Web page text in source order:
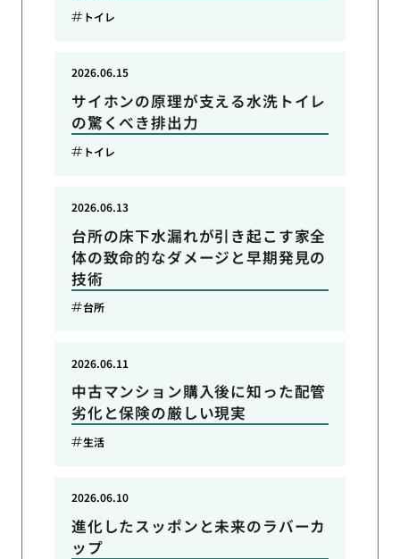
トイレ
サイホンの原理が支える水洗トイレ
の驚くべき排出力
2026.06.15
トイレ
台所の床下水漏れが引き起こす家全
体の致命的なダメージと早期発見の
技術
2026.06.13
台所
中古マンション購入後に知った配管
劣化と保険の厳しい現実
2026.06.11
生活
進化したスッポンと未来のラバーカ
ップ
2026.06.10